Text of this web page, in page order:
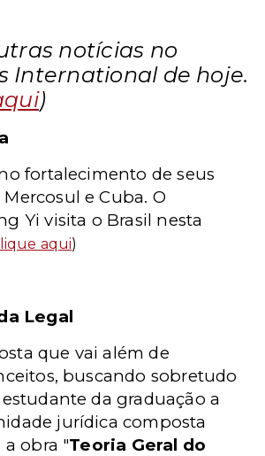
notícias no
International de hoje.
)
fortalecimento de seus
e Cuba. O
Yi visita o Brasil nesta
aqui)
Legal
que vai além de
buscando sobretudo
da graduação a
jurídica composta
a obra "Teoria Geral do